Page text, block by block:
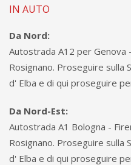
IN AUTO
Da Nord:
Autostrada A12 per Genova
Rosignano. Proseguire sulla
d' Elba e di qui proseguire
Da Nord-Est:
Autostrada A1 Bologna -
Rosignano. Proseguire sulla
d' Elba e di qui proseguire